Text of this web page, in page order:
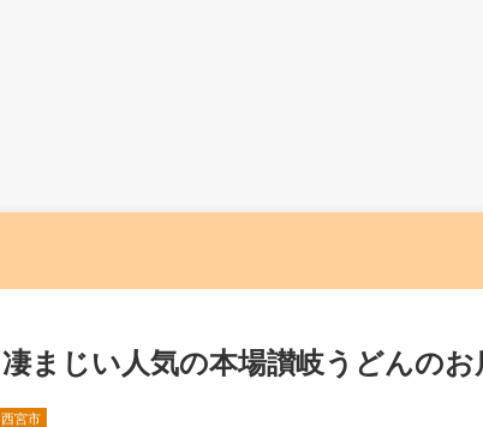
凄まじい人気の本場讃岐うどんの
西宮市